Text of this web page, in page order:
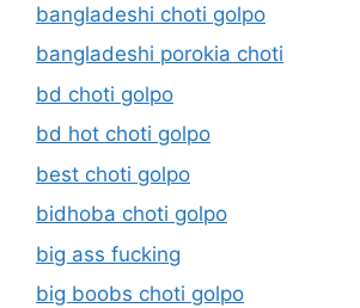
bangladeshi choti golpo
bangladeshi porokia choti
bd choti golpo
bd hot choti golpo
best choti golpo
bidhoba choti golpo
big ass fucking
big boobs choti golpo